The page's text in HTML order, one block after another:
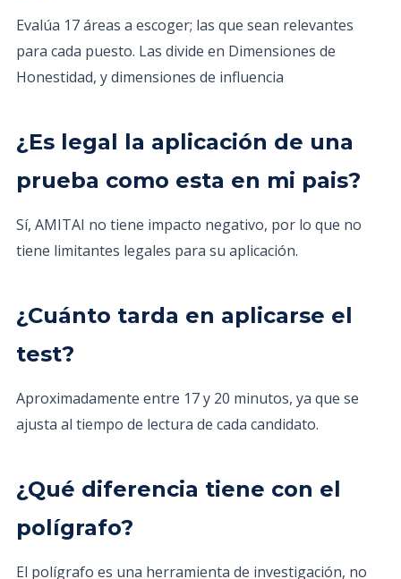
Evalúa 17 áreas a escoger; las que sean relevantes
para cada puesto. Las divide en Dimensiones de
Honestidad, y dimensiones de influencia
¿Es legal la aplicación de una
prueba como esta en mi pais?
Sí, AMITAI no tiene impacto negativo, por lo que no
tiene limitantes legales para su aplicación.
¿Cuánto tarda en aplicarse el
test?
Aproximadamente entre 17 y 20 minutos, ya que se
ajusta al tiempo de lectura de cada candidato.
¿Qué diferencia tiene con el
polígrafo?
El polígrafo es una herramienta de investigación, no